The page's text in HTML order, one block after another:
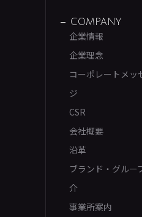
COMPANY
企業情報
企業理念
コーポレートメッ
ジ
CSR
会社概要
沿革
ブランド・グルー
介
事業所案内